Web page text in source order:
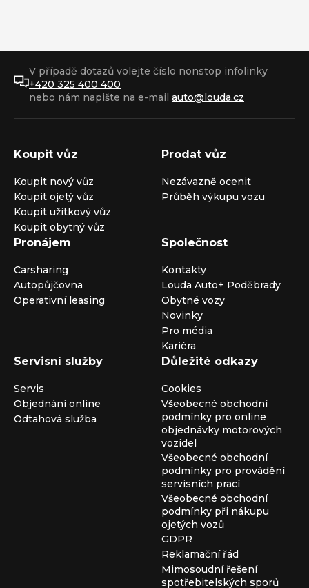
V případě dotazů volejte číslo nonstop infolinky
+420 325 400 400
nebo nám napište na e-mail auto@louda.cz
Koupit vůz
Koupit nový vůz
Koupit ojetý vůz
Koupit užitkový vůz
Koupit obytný vůz
Prodat vůz
Nezávazně ocenit
Průběh výkupu vozu
Pronájem
Carsharing
Autopůjčovna
Operativní leasing
Společnost
Kontakty
Louda Auto+ Poděbrady
Obytné vozy
Novinky
Pro média
Kariéra
Servisní služby
Servis
Objednání online
Odtahová služba
Důležité odkazy
Cookies
Všeobecné obchodní
podmínky pro online
objednávky motorových
vozidel
Všeobecné obchodní
podmínky pro provádění
servisních prací
Všeobecné obchodní
podmínky při nákupu
ojetých vozů
GDPR
Reklamační řád
Mimosoudní řešení
spotřebitelských sporů